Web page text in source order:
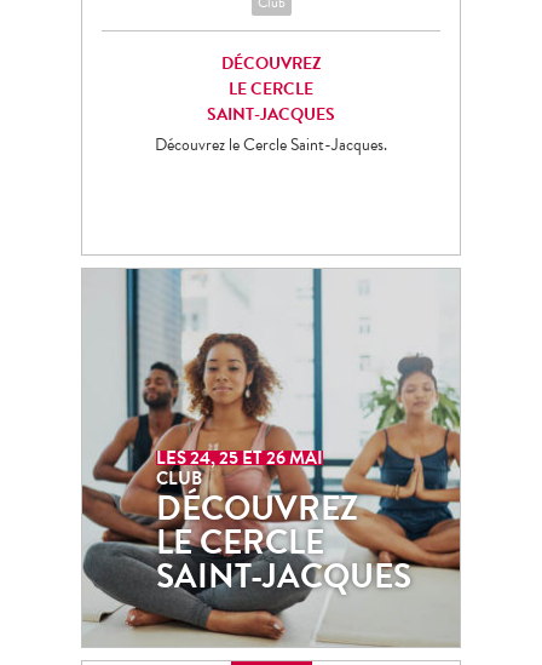
DÉCOUVREZ
LE CERCLE
SAINT-JACQUES
Découvrez le Cercle Saint-Jacques.
LES 24, 25 ET 26 MAI
CLUB
DÉCOUVREZ
LE CERCLE
SAINT-JACQUES
24 MAI
Club
DÉCOUVREZ
LE CERCLE
SAINT-JACQUES
Découvrez le Cercle Saint-Jacques.